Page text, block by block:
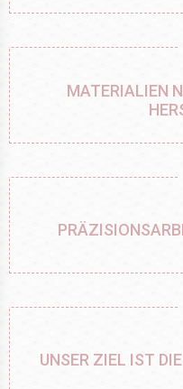
MATERIALIEN
UNSER ZIEL IST